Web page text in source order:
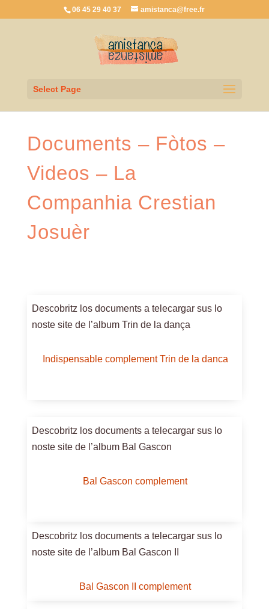
06 45 29 40 37 amistanca@free.fr
Select Page
Documents – Fòtos –
Videos – La
Companhia Crestian
Josuèr
Descobritz los documents a telecargar sus lo
noste site de l’album Trin de la dança
Indispensable complement Trin de la danca
Descobritz los documents a telecargar sus lo
noste site de l’album Bal Gascon
Bal Gascon complement
Descobritz los documents a telecargar sus lo
noste site de l’album Bal Gascon II
Bal Gascon II complement